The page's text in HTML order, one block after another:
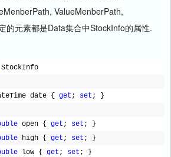
ValueMenberPath,
的元素都是Data集合中StockInfo的属性.
StockInfo
date { get ; set ; }
open { get ; set ; }
high { get ; set ; }
low { get ; set ; }